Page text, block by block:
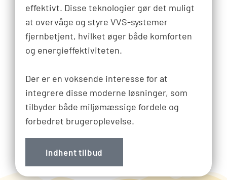
effektivt. Disse teknologier gør det muligt
at overvåge og styre VVS-systemer
fjernbetjent, hvilket øger både komforten
og energieffektiviteten.
Der er en voksende interesse for at
integrere disse moderne løsninger, som
tilbyder både miljømæssige fordele og
forbedret brugeroplevelse.
Indhent tilbud